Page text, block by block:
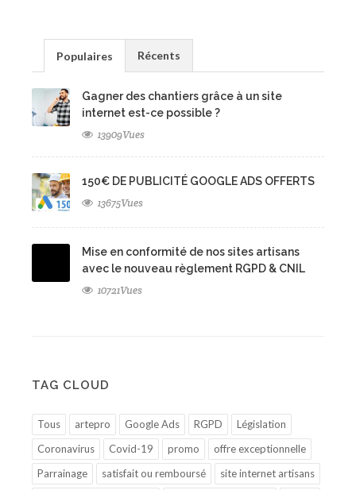
Populaires Récents
Gagner des chantiers grâce à un site
internet est-ce possible ?
13909Vues
150€ DE PUBLICITÉ GOOGLE ADS OFFERTS
13675Vues
Mise en conformité de nos sites artisans
avec le nouveau règlement RGPD & CNIL
10721Vues
TAG CLOUD
Tous artepro Google Ads RGPD
Législation
Coronavirus
Covid-19 promo
offre exceptionnelle
Parrainage
satisfait ou remboursé
site internet artisans